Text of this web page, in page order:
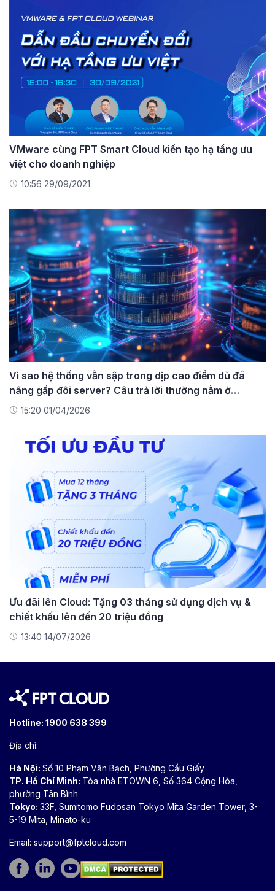
VMware cùng FPT Smart Cloud kiến tạo hạ tầng ưu
việt cho doanh nghiệp
10:56 29/09/2021
Vì sao hệ thống vẫn sập trong dịp cao điểm dù đã
nâng gấp đôi server? Câu trả lời thường nằm ở
Database
15:20 01/04/2026
Ưu đãi lên Cloud: Tặng 03 tháng sử dụng dịch vụ &
chiết khấu lên đến 20 triệu đồng
13:40 14/07/2026
Hotline: 1900 638 399
Địa chỉ:
Hà Nội: Số 10 Phạm Văn Bạch, Phường Cầu Giấy
TP. Hồ Chí Minh: Tòa nhà ETOWN 6, Số 364 Cộng Hòa,
phường Tân Bình
Tokyo: 33F, Sumitomo Fudosan Tokyo Mita Garden Tower, 3-
5-19 Mita, Minato-ku
Email: support@fptcloud.com